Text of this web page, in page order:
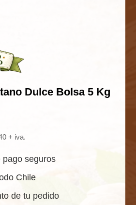
Dulce Bolsa 5 Kg
+ iva.
pago seguros
Chile
de tu pedido